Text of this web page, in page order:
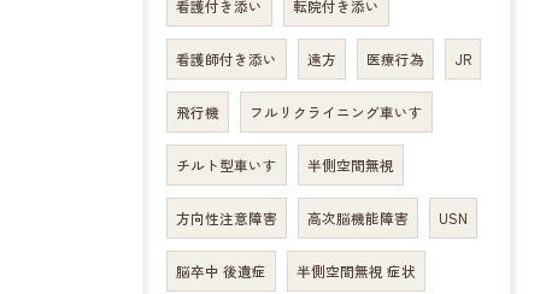
看護付き添い 転院付き添い
看護師付き添い 遠方 医療行為 JR
飛行機 フルリクライニング車いす
チルト型車いす 半側空間無視
方向性注意障害 高次脳機能障害 USN
脳卒中 後遺症 半側空間無視 症状